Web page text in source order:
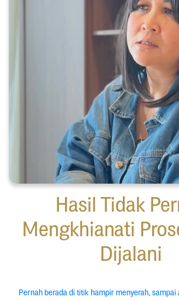
Hasil Tidak
Mengkhianati
Dijalani
Pernah berada di titik hampir menyerah,